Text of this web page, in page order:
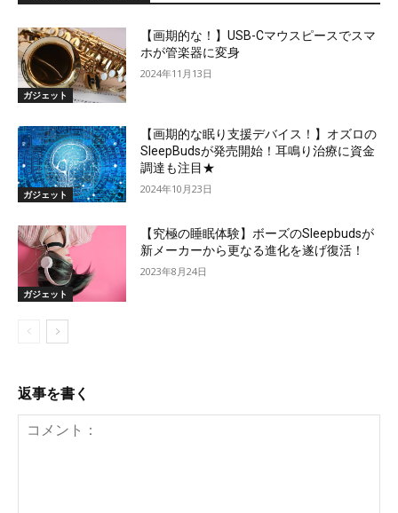
ガジェット
【画期的な！】USB-Cマウスピースでスマ
ホが管楽器に変身
2024年11月13日
ガジェット
【画期的な眠り支援デバイス！】オズロの
SleepBudsが発売開始！耳鳴り治療に資金
調達も注目★
2024年10月23日
ガジェット
【究極の睡眠体験】ボーズのSleepbudsが
新メーカーから更なる進化を遂げ復活！
2023年8月24日
返事を書く